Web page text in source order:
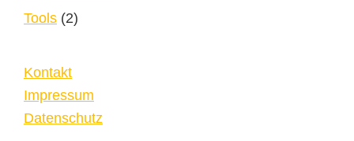
Tools (2)
Kontakt
Impressum
Datenschutz